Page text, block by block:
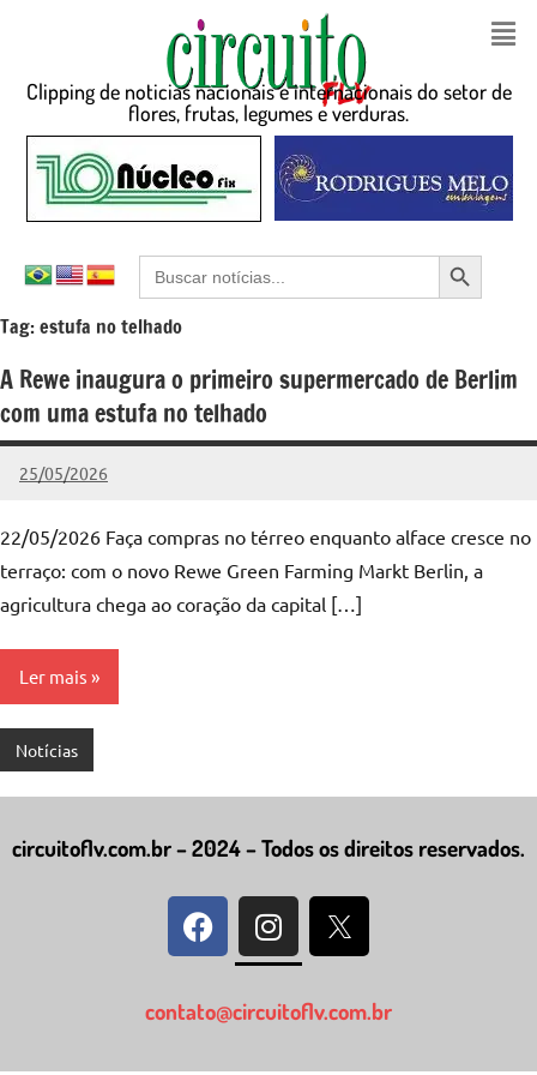
Clipping de noticias nacionais e internacionais do setor de
flores, frutas, legumes e verduras.
Search
for:
Search Button
Tag:estufa no telhado
A Rewe inaugura o primeiro supermercado de Berlim
com uma estufa no telhado
25/05/2026
admin
Nenhum
22/05/2026 Faça compras no térreo enquanto alface cresce no
terraço: com o novo Rewe Green Farming Markt Berlin, a
agricultura chega ao coração da capital […]
Ler mais
Notícias
circuitoflv.com.br – 2024 – Todos os direitos reservados.
contato@circuitoflv.com.br